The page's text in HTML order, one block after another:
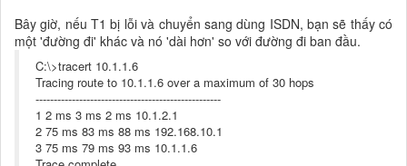
Bây giờ, nếu T1 bị lỗi và chuyển sang dùng ISDN, bạn sẽ thấy có
một 'đường đi' khác và nó 'dài hơn' so với đường đi ban đầu.
C:\>tracert 10.1.1.6
Tracing route to 10.1.1.6 over a maximum of 30 hops
---------------------------------------------------
1 2 ms 3 ms 2 ms 10.1.2.1
2 75 ms 83 ms 88 ms 192.168.10.1
3 75 ms 79 ms 93 ms 10.1.1.6